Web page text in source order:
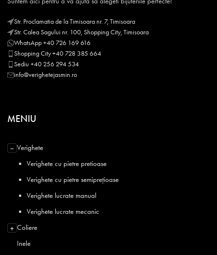
Str. Proclamatia de la Timisoara nr. 7, Timisoara
Str. Calea Sagului nr. 100, Shopping City, Timisoara
WhatsApp +40 726 169 616
Shopping City +40 728 385 664
Sediu +40 256 294 534
info@verighetejasmin.ro
MENIU
− Verighete
Verighete cu pietre pretioase
Verighete cu pietre semiprețioase
Verighete lucrate manual
Verighete lucrate mecanic
+ Coliere
Inele